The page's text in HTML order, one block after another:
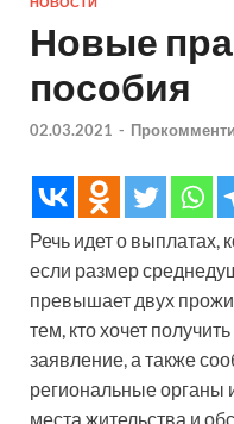
Новые
пособия
02.03.2021 -
Речь идет о выплатах,
если размер
превышает двух
тем, кто хочет
заявление, а также
региональные
места жительства и